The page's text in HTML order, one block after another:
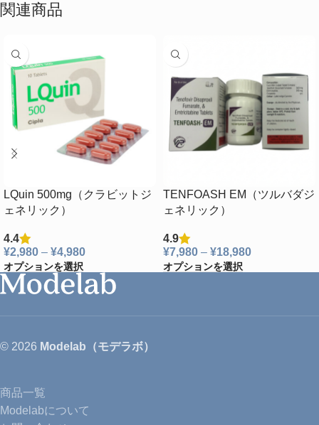
関連商品
LQuin 500mg（クラビットジ
ェネリック）
4.4
¥2,980 – ¥4,980
オプションを選択
TENFOASH EM（ツルバダジ
ェネリック）
4.9
¥7,980 – ¥18,980
オプションを選択
© 2026 Modelab（モデラボ）
商品一覧
Modelabについて